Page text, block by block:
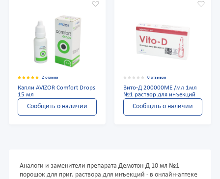
2 отзыва
Капли AVIZOR Comfort Drops
15 мл
Сообщить о наличии
0 отзывов
Вито-Д 200000МЕ /мл 1мл
№1 раствор для инъекций
Сообщить о наличии
Аналоги и заменители препарата Демотон-Д 10 мл №1
порошок для приг. раствора для инъекций - в онлайн-аптеке